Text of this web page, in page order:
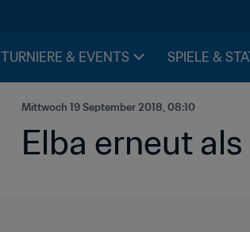
TURNIERE & EVENTS SPIELE &
Mittwoch 19 September 2018, 08:10
Elba erneut